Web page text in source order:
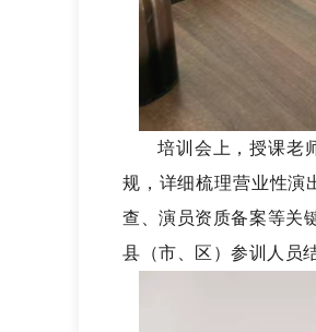
培训会上，授课老
规，详细梳理营业性演
查、演员资质备案等关
县（市、 区）参训人员